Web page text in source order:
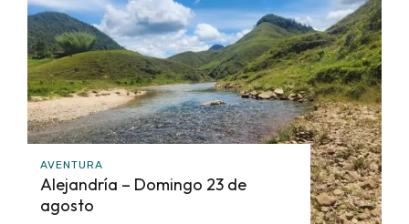
AVENTURA
Alejandría – Domingo 23 de
agosto